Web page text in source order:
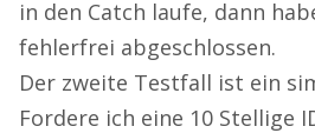
in den Catch laufe, dann
fehlerfrei abgeschlossen.
Der zweite Testfall ist ein
Fordere ich eine 10 Stellige